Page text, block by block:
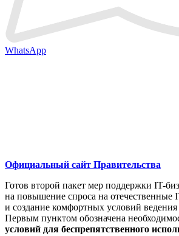
WhatsApp
Официальный сайт Правительства
Готов второй пакет мер поддержки IT-
на повышение спроса на отечественные
и создание комфортных условий
Первым пунктом обозначена
условий для беспрепятственного